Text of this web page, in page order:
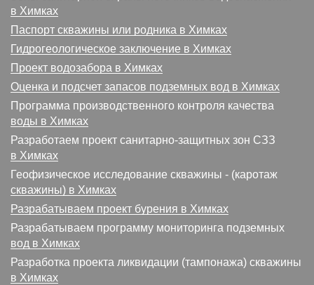
в Химках
Паспорт скважины или родника в Химках
Гидрогеологическое заключение в Химках
Проект водозабора в Химках
Оценка и подсчет запасов подземных вод в Химках
Программа производственного контроля качества
воды в Химках
Разработаем проект санитарно-защитных зон СЗЗ
в Химках
Геофизическое исследование скважины - (каротаж
скважины) в Химках
Разрабатываем проект бурения в Химках
Разрабатываем программу мониторинга подземных
вод в Химках
Разработка проекта ликвидации (тампонажа) скважины
в Химках